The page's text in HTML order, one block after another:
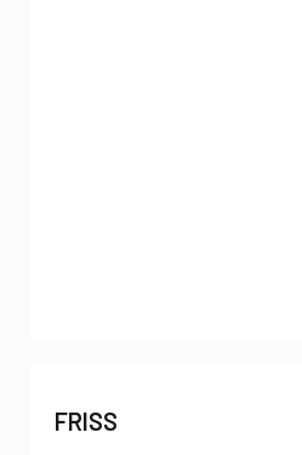
FRISS